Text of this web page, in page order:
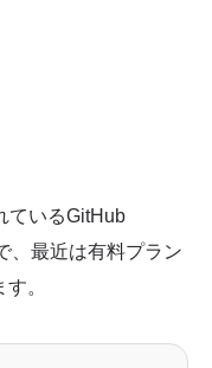
ているGitHub
、最近は有料プラン
。